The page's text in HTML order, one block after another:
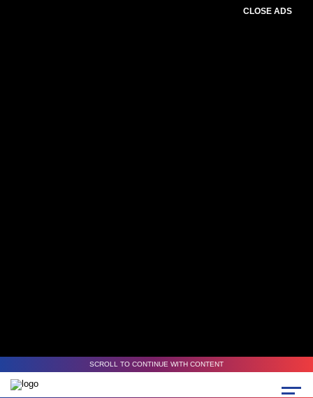
CLOSE ADS
SCROLL TO CONTINUE WITH CONTENT